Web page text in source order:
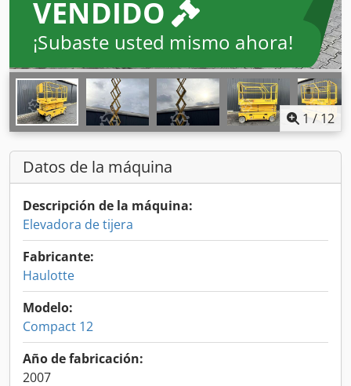
VENDIDO
¡Subaste usted mismo ahora!
1 / 12
Datos de la máquina
Descripción de la máquina:
Elevadora de tijera
Fabricante:
Haulotte
Modelo:
Compact 12
Año de fabricación:
2007